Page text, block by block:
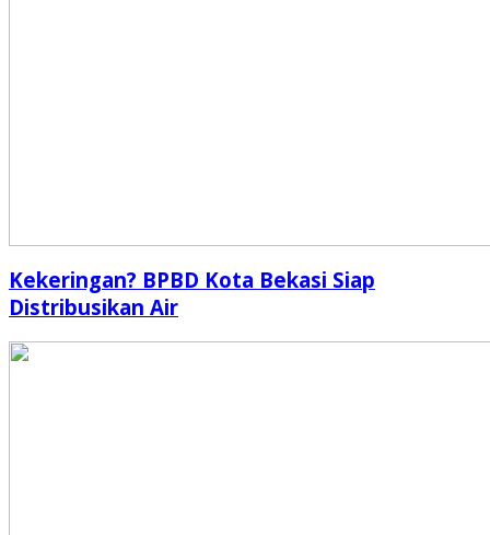
Kekeringan? BPBD Kota Bekasi Siap
Distribusikan Air